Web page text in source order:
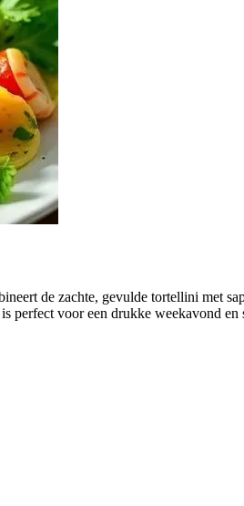
de zachte, gevulde tortellini met
voor een drukke weekavond